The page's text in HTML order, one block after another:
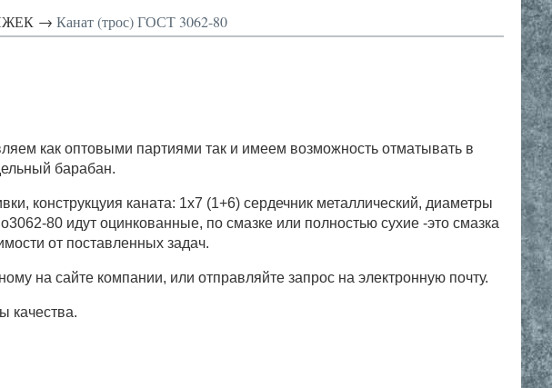
→ Канат (трос) ГОСТ 3062-80
как оптовыми партиями так и имеем возможность отматывать в
барабан.
конструкцуия каната: 1х7 (1+6) сердечник металлический, диаметры
80 идут оцинкованные, по смазке или полностью сухие -это смазка
от поставленных задач.
на сайте компании, или отправляйте запрос на электронную почту.
качества.